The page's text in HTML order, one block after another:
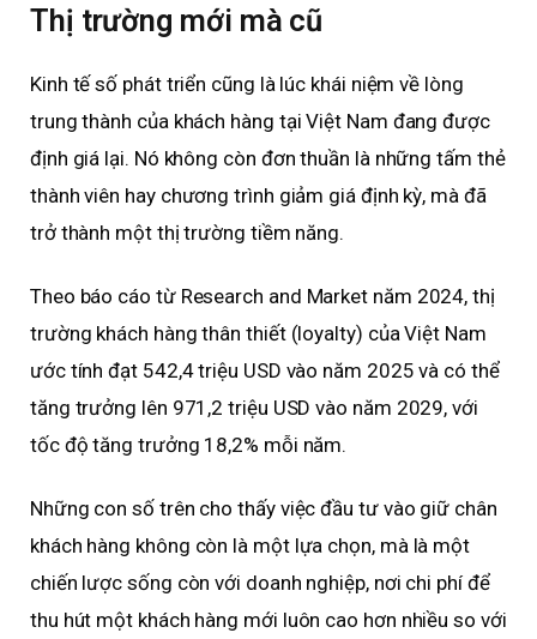
Thị trường mới mà cũ
Kinh tế số phát triển cũng là lúc khái niệm về lòng
trung thành của khách hàng tại Việt Nam đang được
định giá lại. Nó không còn đơn thuần là những tấm thẻ
thành viên hay chương trình giảm giá định kỳ, mà đã
trở thành một thị trường tiềm năng.
Theo báo cáo từ Research and Market năm 2024, thị
trường khách hàng thân thiết (loyalty) của Việt Nam
ước tính đạt 542,4 triệu USD vào năm 2025 và có thể
tăng trưởng lên 971,2 triệu USD vào năm 2029, với
tốc độ tăng trưởng 18,2% mỗi năm.
Những con số trên cho thấy việc đầu tư vào giữ chân
khách hàng không còn là một lựa chọn, mà là một
chiến lược sống còn với doanh nghiệp, nơi chi phí để
thu hút một khách hàng mới luôn cao hơn nhiều so với